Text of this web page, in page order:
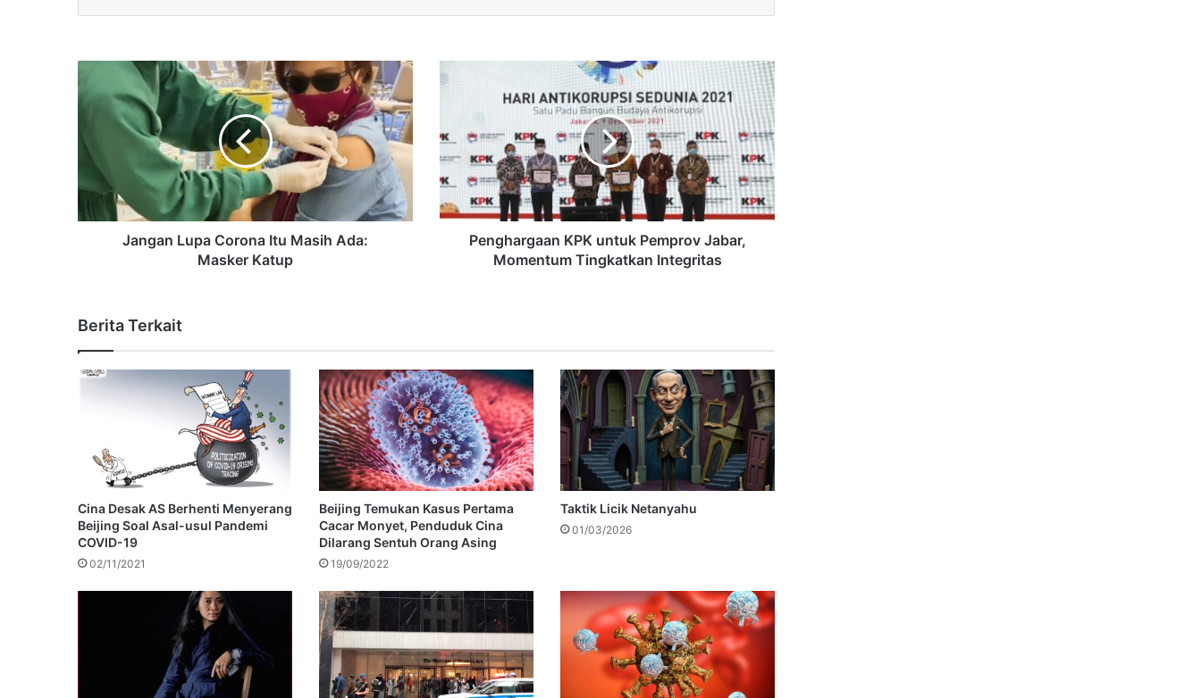
Jangan Lupa Corona Itu Masih Ada:
Masker Katup
Penghargaan KPK untuk Pemprov Jabar,
Momentum Tingkatkan Integritas
Berita Terkait
Cina Desak AS Berhenti Menyerang
Beijing Soal Asal-usul Pandemi
COVID-19
02/11/2021
Beijing Temukan Kasus Pertama
Cacar Monyet, Penduduk Cina
Dilarang Sentuh Orang Asing
19/09/2022
Taktik Licik Netanyahu
01/03/2026